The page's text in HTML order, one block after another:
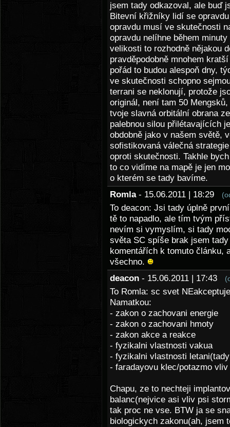
jsem tady odkazoval, ale buď
Bitevní křižníky lidí se
opravdu musí ve skutečnosti
opravdu nelíhne během
velikosti to rozhodně nějakou
pravděpodobně mnohem
pořád to budou alespoň dny,
ve skutečnosti schopno
terrani se neklonují, protože
originál, není tam 50
tvoje slavná orbitální obrana
palebnou silou přilétavajících
obdobně jako v našem světě,
sofistikovaná válečná
oproti skutečnosti. Takhle
to co vidíme na mapě je jen
o kterém se tady bavíme.
Romla - 15.06.2011 | 18:29
To deacon: Jsi tady úplně
tě to napadlo, ale tím tvým
nevím si vymyslím, si tady
světa SC spíše brak jsem
komentářích k tomuto článku,
všechno.
deacon - 15.06.2011 | 17:43
To Romla: sc svet
Namatkou:
- zakon o zachovani energie
- zakon o zachovani hmoty
- zakon akce a reakce
- fyzikalni vlastnosti vakua
- fyzikalni vlastnosti
- faradayovu klec/potazmo
Chapu, ze to nechteji
balanc(nejvice asi vliv psi
tak proc ne vse. BTW ja se
biologickych zakonu(ah, jsem